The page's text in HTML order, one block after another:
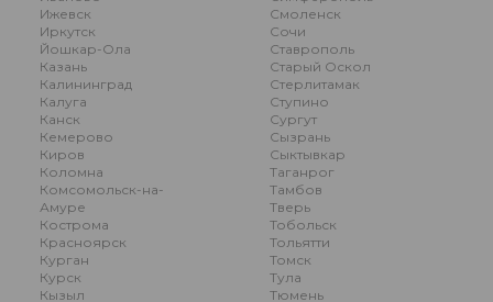
Ижевск
Иркутск
Йошкар-Ола
Казань
Калининград
Калуга
Канск
Кемерово
Киров
Коломна
Комсомольск-на-
Амуре
Кострома
Красноярск
Курган
Курск
Кызыл
Смоленск
Сочи
Ставрополь
Старый Оскол
Стерлитамак
Ступино
Сургут
Сызрань
Сыктывкар
Таганрог
Тамбов
Тверь
Тобольск
Тольятти
Томск
Тула
Тюмень